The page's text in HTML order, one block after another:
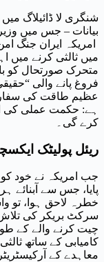
شنگری لا ڈائیلاگ
بیانات – جس میں
امریکہ ایران جنگ
میں ثالثی کرنے میں
متحرک صورتحال کو
فروغ پانے والی
عظیم طاقت کی
ہے: حکمت عملی کی
کرے گی۔
ریئل پولیٹک
جب امریکہ نے خود کو
پایا، جس سے آبنائے
خطرہ لاحق ہوا، تو
سرکٹ بریکر کی
چیت کرنے والے کے
کامیابی کے ساتھ
معاہدے کے